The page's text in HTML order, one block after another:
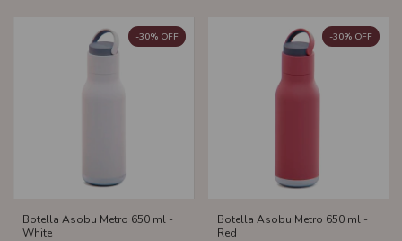
Botella Asobu Metro 650 ml -
White
-30% OFF
Botella Asobu Metro 650 ml -
Red
-30% OFF